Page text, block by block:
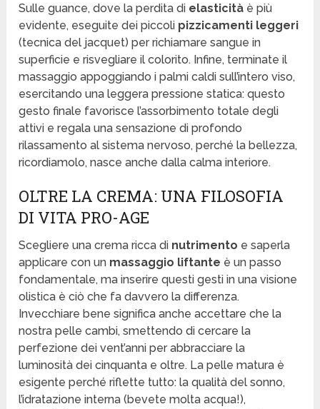
Sulle guance, dove la perdita di elasticità è più
evidente, eseguite dei piccoli pizzicamenti leggeri
(tecnica del jacquet) per richiamare sangue in
superficie e risvegliare il colorito. Infine, terminate il
massaggio appoggiando i palmi caldi sull’intero viso,
esercitando una leggera pressione statica: questo
gesto finale favorisce l’assorbimento totale degli
attivi e regala una sensazione di profondo
rilassamento al sistema nervoso, perché la bellezza,
ricordiamolo, nasce anche dalla calma interiore.
OLTRE LA CREMA: UNA FILOSOFIA
DI VITA PRO-AGE
Scegliere una crema ricca di nutrimento e saperla
applicare con un massaggio liftante è un passo
fondamentale, ma inserire questi gesti in una visione
olistica è ciò che fa davvero la differenza.
Invecchiare bene significa anche accettare che la
nostra pelle cambi, smettendo di cercare la
perfezione dei vent’anni per abbracciare la
luminosità dei cinquanta e oltre. La pelle matura è
esigente perché riflette tutto: la qualità del sonno,
l’idratazione interna (bevete molta acqua!),